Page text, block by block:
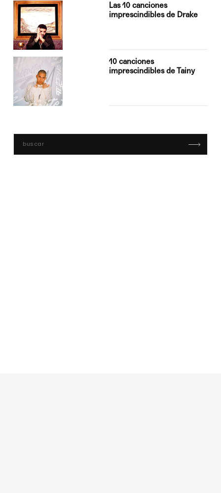
Las 10 canciones
imprescindibles de Drake
10 canciones
imprescindibles de Tainy